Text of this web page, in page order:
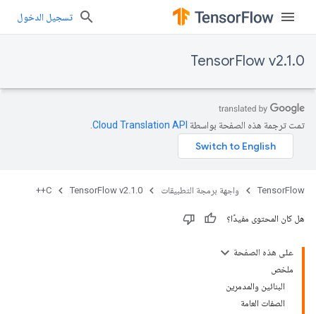
تسجيل الدخول
TensorFlow v2.1.0
تمت ترجمة هذه الصفحة بواسطة Cloud Translation API‏
TensorFlow واجهة برمجة التطبيقات TensorFlow v2.1.0
C++
هل كان المحتوى مفيدًا؟
على هذه الصفحة
ملخص
البنائين والمدمرين
الصفات العامة